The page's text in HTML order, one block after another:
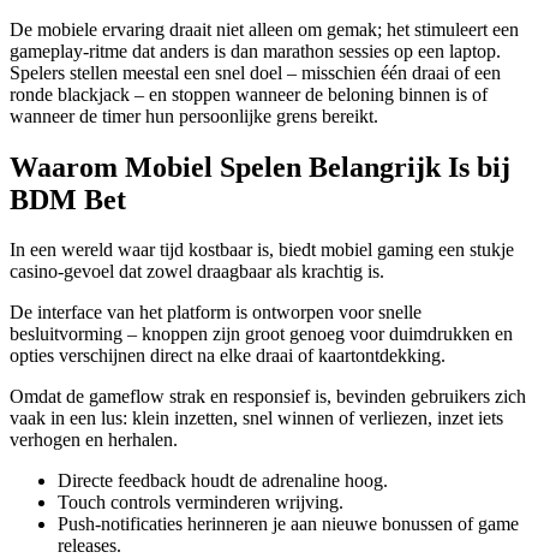
De mobiele ervaring draait niet alleen om gemak; het stimuleert een
gameplay-ritme dat anders is dan marathon sessies op een laptop.
Spelers stellen meestal een snel doel – misschien één draai of een
ronde blackjack – en stoppen wanneer de beloning binnen is of
wanneer de timer hun persoonlijke grens bereikt.
Waarom Mobiel Spelen Belangrijk Is bij
BDM Bet
In een wereld waar tijd kostbaar is, biedt mobiel gaming een stukje
casino-gevoel dat zowel draagbaar als krachtig is.
De interface van het platform is ontworpen voor snelle
besluitvorming – knoppen zijn groot genoeg voor duimdrukken en
opties verschijnen direct na elke draai of kaartontdekking.
Omdat de gameflow strak en responsief is, bevinden gebruikers zich
vaak in een lus: klein inzetten, snel winnen of verliezen, inzet iets
verhogen en herhalen.
Directe feedback houdt de adrenaline hoog.
Touch controls verminderen wrijving.
Push-notificaties herinneren je aan nieuwe bonussen of game
releases.